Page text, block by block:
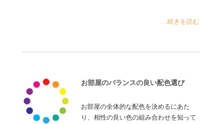
...続きを読む
お部屋のバランスの良い配色選び
お部屋の全体的な配色を決めるにあた
り、相性の良い色の組み合わせを知って